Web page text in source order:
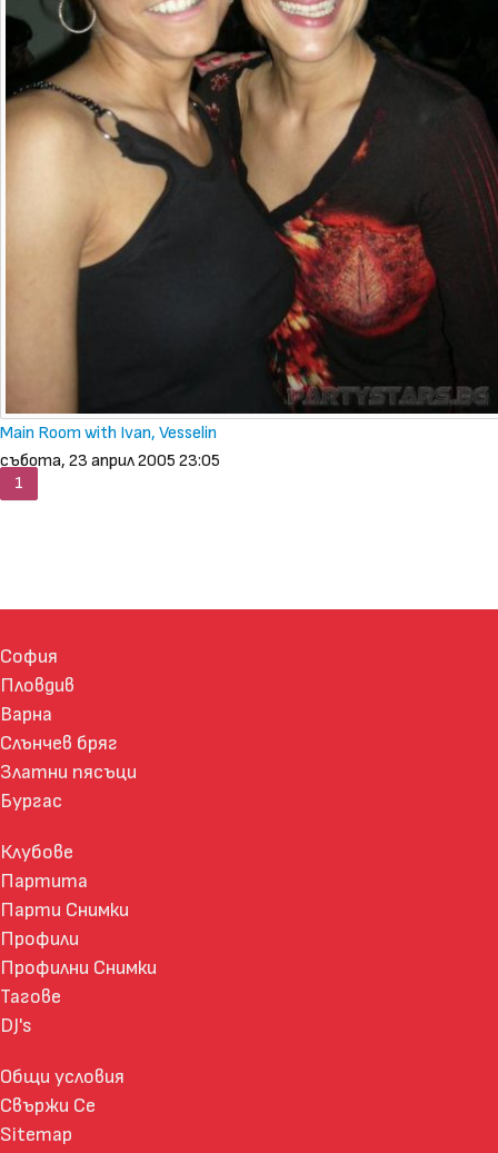
Main Room with Ivan, Vesselin
събота, 23 април 2005 23:05
1
София
Пловдив
Варна
Слънчев бряг
Златни пясъци
Бургас
Клубове
Партита
Парти Снимки
Профили
Профилни Снимки
Тагове
DJ's
Общи условия
Свържи Се
Sitemap